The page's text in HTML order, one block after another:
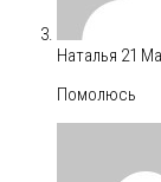
Наталья 21
Помолюсь